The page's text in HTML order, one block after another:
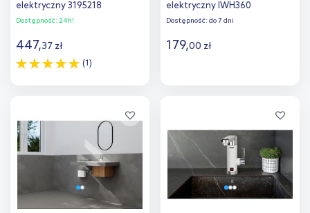
elektryczny 3195218
Dostępność: 24h!
447,37 zł
(1)
porównania
elektryczny IWH360
Dostępność: do 7 dni
179,00 zł
porównania